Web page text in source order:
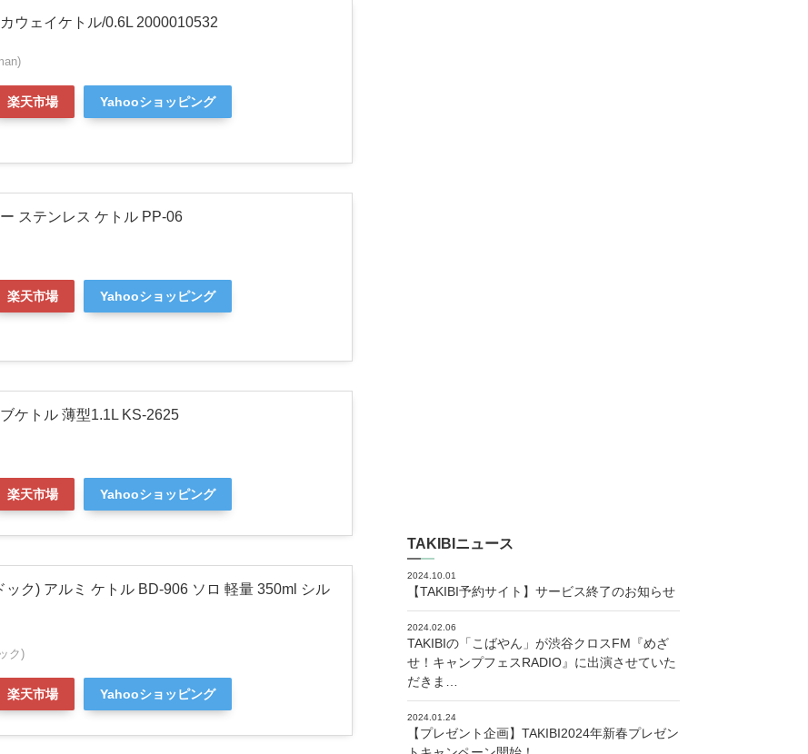
ウェイケトル/0.6L 2000010532
楽天市場 Yahooショッピング
ステンレス ケトル PP-06
楽天市場 Yahooショッピング
ケトル 薄型1.1L KS-2625
楽天市場 Yahooショッピング
ック) アルミ ケトル BD-906 ソロ 軽量 350ml シル
ク)
楽天市場 Yahooショッピング
TAKIBIニュース
2024.10.01
【TAKIBI予約サイト】サービス終了のお知らせ
2024.02.06
TAKIBIの「こばやん」が渋谷クロスFM『めざ
せ！キャンプフェスRADIO』に出演させていた
だきま…
2024.01.24
【プレゼント企画】TAKIBI2024年新春プレゼン